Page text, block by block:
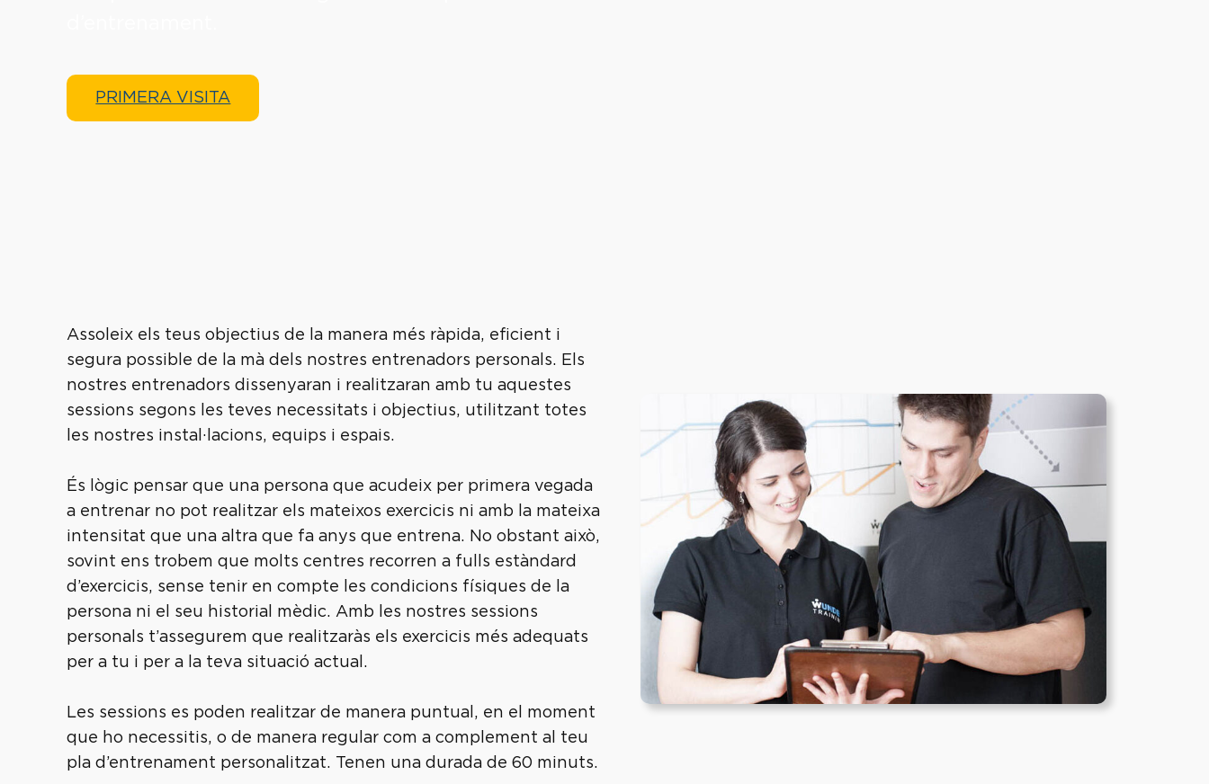
PRIMERA VISITA
Assoleix els teus objectius de la manera més ràpida, eficient i
segura possible de la mà dels nostres entrenadors personals. Els
nostres entrenadors dissenyaran i realitzaran amb tu aquestes
sessions segons les teves necessitats i objectius, utilitzant totes
les nostres instal·lacions, equips i espais.
És lògic pensar que una persona que acudeix per primera vegada
a entrenar no pot realitzar els mateixos exercicis ni amb la mateixa
intensitat que una altra que fa anys que entrena. No obstant això,
sovint ens trobem que molts centres recorren a fulls estàndard
d’exercicis, sense tenir en compte les condicions físiques de la
persona ni el seu historial mèdic. Amb les nostres sessions
personals t’assegurem que realitzaràs els exercicis més adequats
per a tu i per a la teva situació actual.
Les sessions es poden realitzar de manera puntual, en el moment
que ho necessitis, o de manera regular com a complement al teu
pla d’entrenament personalitzat. Tenen una durada de 60 minuts.